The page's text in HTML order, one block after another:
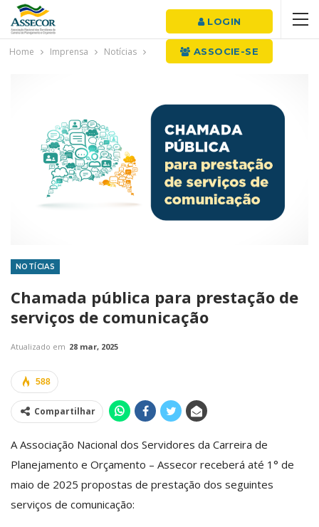
LOGIN
ASSOCIE-SE
Home Imprensa Notícias
NOTÍCIAS
Chamada pública para prestação de
serviços de comunicação
Atualizado em 28 mar, 2025
588
Compartilhar
A Associação Nacional dos Servidores da Carreira de
Planejamento e Orçamento – Assecor receberá até 1° de
maio de 2025 propostas de prestação dos seguintes
serviços de comunicação: